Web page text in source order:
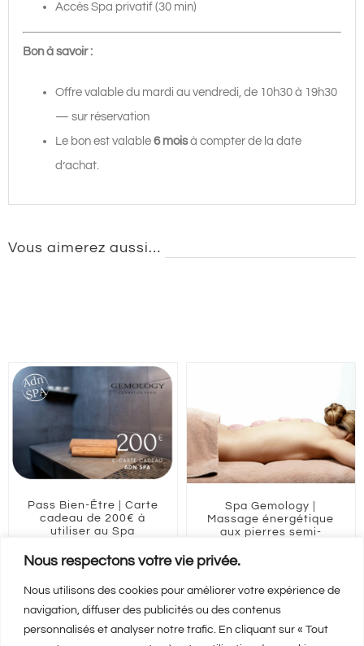
Nous respectons votre vie privée.
Nous utilisons des cookies pour améliorer votre expérience de
navigation, diffuser des publicités ou des contenus
personnalisés et analyser notre trafic. En cliquant sur « Tout
Accès Spa privatif (30 min)
Bon à savoir :
Offre valable du mardi au vendredi, de 10h30 à 19h30
— sur réservation
Le bon est valable6 moisà compter de la date
d’achat.
Vous aimerez aussi…
Pass Bien-Être | Carte
cadeau de 200€ à
utiliser au Spa
200,00€
ILE-DE-FRANCE Paris
Spa Gemology |
Massage énergétique
aux pierres semi-